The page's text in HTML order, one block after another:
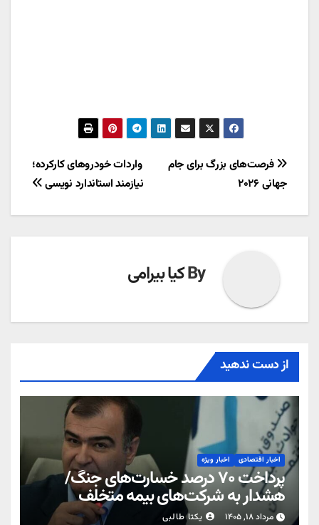
راهبری
نوشته
واردات خودروهای کارکرده؛
نیازمند استاندارد نویسی
فرصت‌های بزرگ برای جام
جهانی ۲۰۲۶
Byکیا بیرامی
از دست ندهید
اخبار اقتصادی اخبار ویژه
پرداخت ۷۰ درصد خسارت‌های جنگ/
هشدار به شرکت‌های بیمه متخلف
مرداد ۱۸, ۱۴۰۵ یکتا طالبی